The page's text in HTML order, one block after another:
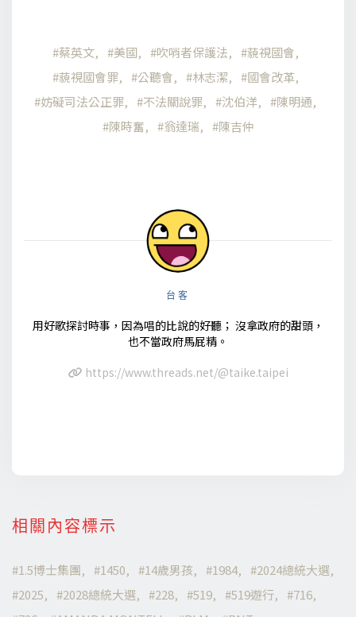
蔡英文 美國 吹哨者保護法
藐視國會
藐視國會罪
公聽會 林志潔
國會改革
妨礙司法公正罪
不法關說罪 沈伯洋
陳明通
陳時奮
翁達瑞 陳吉仲
台客
用好歌探討時事，因為唱的比說的好聽； 沒拿政府的甜頭，
也不當政府馬屁精。
https://www.threads.net/@taike.taipei
相關內容標示
1.5博士集團 1450 14歲男孩 1984
2024總統大選
2025
2028總統大選 228 519 519遊行
716